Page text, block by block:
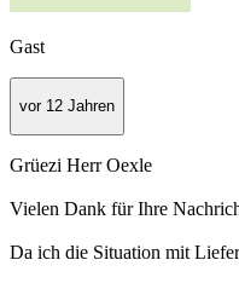
Gast
vor 12 Jahren
Grüezi Herr Oexle
Vielen Dank für Ihre
Da ich die Situation mit